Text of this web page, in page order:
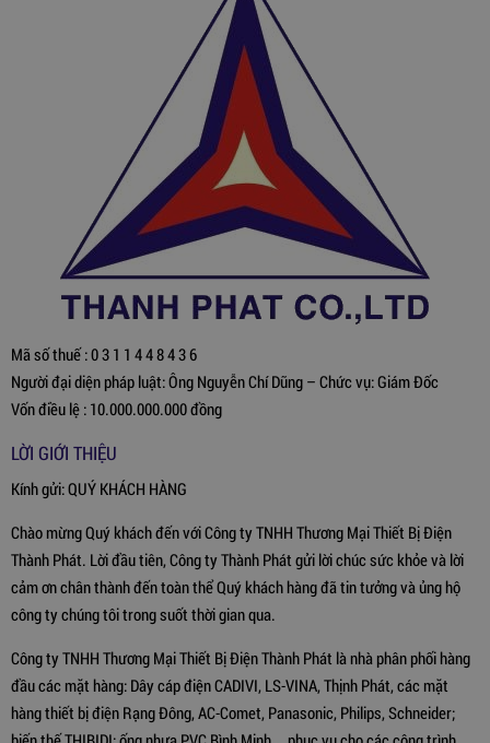
Mã số thuế : 0 3 1 1 4 4 8 4 3 6
Người đại diện pháp luật: Ông Nguyễn Chí Dũng – Chức vụ: Giám Đốc
Vốn điều lệ : 10.000.000.000 đồng
LỜI GIỚI THIỆU
Kính gửi: QUÝ KHÁCH HÀNG
Chào mừng Quý khách đến với Công ty TNHH Thương Mại Thiết Bị Điện
Thành Phát. Lời đầu tiên, Công ty Thành Phát gửi lời chúc sức khỏe và lời
cảm ơn chân thành đến toàn thể Quý khách hàng đã tin tưởng và ủng hộ
công ty chúng tôi trong suốt thời gian qua.
Công ty TNHH Thương Mại Thiết Bị Điện Thành Phát là nhà phân phối hàng
đầu các mặt hàng: Dây cáp điện CADIVI, LS-VINA, Thịnh Phát, các mặt
hàng thiết bị điện Rạng Đông, AC-Comet, Panasonic, Philips, Schneider;